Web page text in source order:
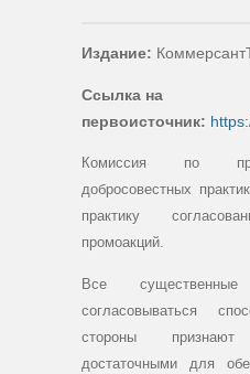
Издание:
Ссылка на
первоисточник:
Комиссия по
добросовестных
практику
промоакций.
Все
согласовываться
стороны
достаточными для